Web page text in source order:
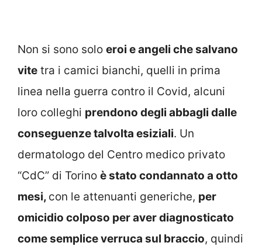
Non si sono solo eroi e angeli che salvano
vite tra i camici bianchi, quelli in prima
linea nella guerra contro il Covid, alcuni
loro colleghi prendono degli abbagli dalle
conseguenze talvolta esiziali. Un
dermatologo del Centro medico privato
“CdC” di Torino è stato condannato a otto
mesi, con le attenuanti generiche, per
omicidio colposo per aver diagnosticato
come semplice verruca sul braccio, quindi